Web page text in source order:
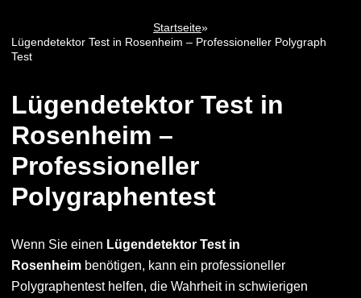
Startseite»
Lügendetektor Test in Rosenheim – Professioneller Polygraph
Test
Lügendetektor Test in
Rosenheim –
Professioneller
Polygraphentest
Wenn Sie einen Lügendetektor Test in
Rosenheimbenötigen, kann ein professioneller
Polygraphentest helfen, die Wahrheit in schwierigen